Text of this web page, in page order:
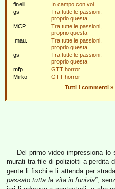
finelli
In campo con voi
gs
Tra tutte le passioni,
proprio questa
MCP
Tra tutte le passioni,
proprio questa
.mau.
Tra tutte le passioni,
proprio questa
gs
Tra tutte le passioni,
proprio questa
mfp
GTT horror
Mirko
GTT horror
Tutti i commenti »
Del primo video impressiona
murati tra file di poliziotti a perdita
gente li fischi e li attenda per
passato tutta la vita in funivia”,